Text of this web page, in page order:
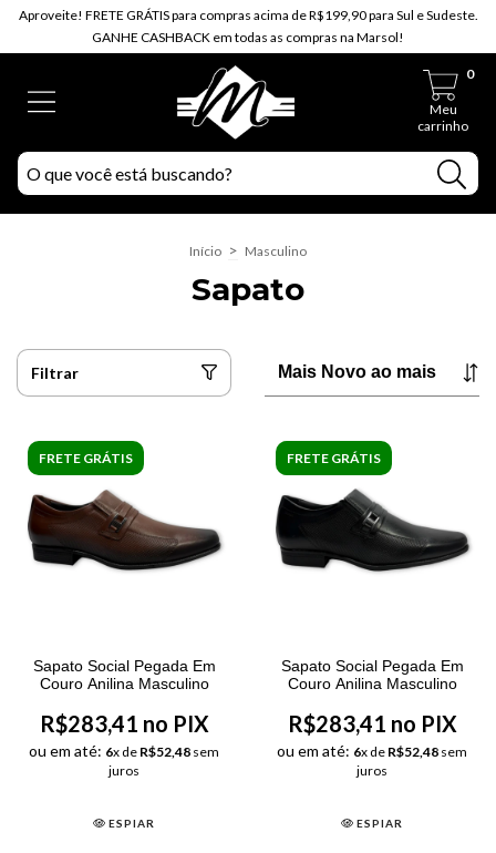
Aproveite! FRETE GRÁTIS para compras acima de R$199,90 para Sul e Sudeste.
GANHE CASHBACK em todas as compras na Marsol!
Meu
carrinho
0
Início > Masculino
Sapato
Filtrar
FRETE GRÁTIS
Sapato Social Pegada Em
Couro Anilina Masculino
R$283,41 no PIX
ou em até: 6x de R$52,48 sem
juros
ESPIAR
FRETE GRÁTIS
Sapato Social Pegada Em
Couro Anilina Masculino
R$283,41 no PIX
ou em até: 6x de R$52,48 sem
juros
ESPIAR